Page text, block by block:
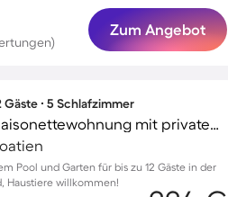
Zum Angebot
Gäste ∙ 5 Schlafzimmer
Voll ausgestattete Maisonettewohnung mit privatem Pool, Garten und Grill | Hunde erlaubt
Pool und Garten für bis zu 12 Gäste in der
Haustiere willkommen!